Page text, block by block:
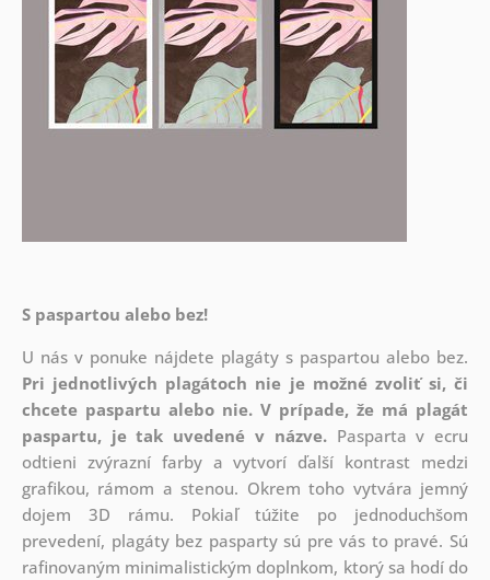
S paspartou alebo bez!
U nás v ponuke nájdete plagáty s paspartou alebo bez.
Pri jednotlivých plagátoch nie je možné zvoliť si, či
chcete paspartu alebo nie. V prípade, že má plagát
paspartu, je tak uvedené v názve.Pasparta v ecru
odtieni zvýrazní farby a vytvorí ďalší kontrast medzi
grafikou, rámom a stenou. Okrem toho vytvára jemný
dojem 3D rámu. Pokiaľ túžite po jednoduchšom
prevedení, plagáty bez pasparty sú pre vás to pravé. Sú
rafinovaným minimalistickým doplnkom, ktorý sa hodí do